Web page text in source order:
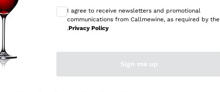
professionalità
I agree to receive newsletters and promotional
communications from Callmewine, as required by the
.Privacy Policy
Sign me up